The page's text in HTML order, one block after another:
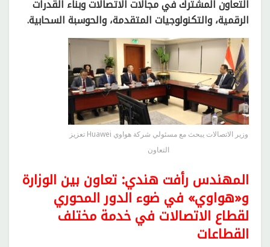
التعاون المشترك في مجالات الاتصالات وبناء القدرات
الرقمية، والتكنولوجيات المتقدمة، والحوسبة السحابية.
وزير الاتصالات يبحث مع مسئولي شركة هواوي Huawei تعزيز
التعاون
المهندس رأفت هندي: تعاون بين الوزارة
و«هواوي» في ضوء الدور المحوري
لقطاع الاتصالات في خدمة مختلف
القطاعات